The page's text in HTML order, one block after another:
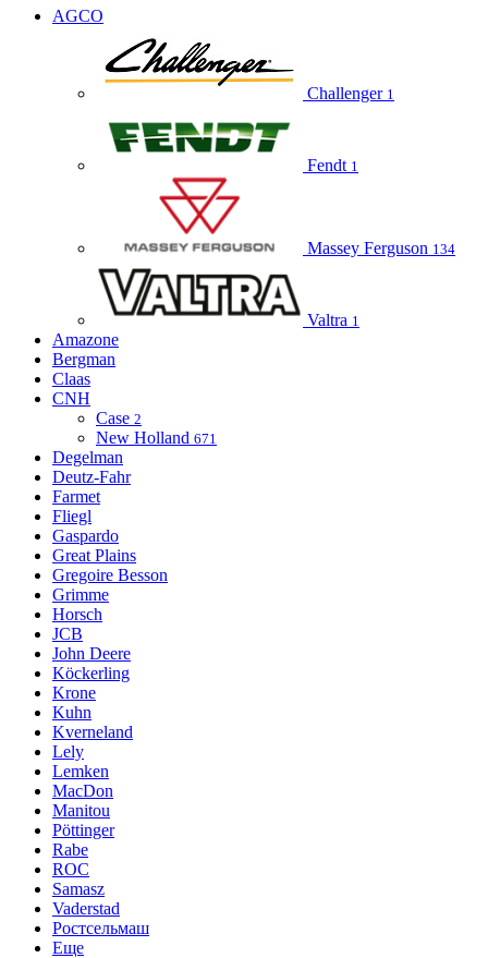
AGCO
Challenger 1
Fendt 1
Massey Ferguson 134
Valtra 1
Amazone
Bergman
Claas
CNH
Case 2
New Holland 671
Degelman
Deutz-Fahr
Farmet
Fliegl
Gaspardo
Great Plains
Gregoire Besson
Grimme
Horsch
JCB
John Deere
Köckerling
Krone
Kuhn
Kverneland
Lely
Lemken
MacDon
Manitou
Pöttinger
Rabe
ROC
Samasz
Vaderstad
Ростсельмаш
Еще